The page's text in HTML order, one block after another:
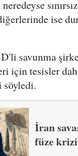
neredeyse
ise
savunma
için tesisler
İran
füze